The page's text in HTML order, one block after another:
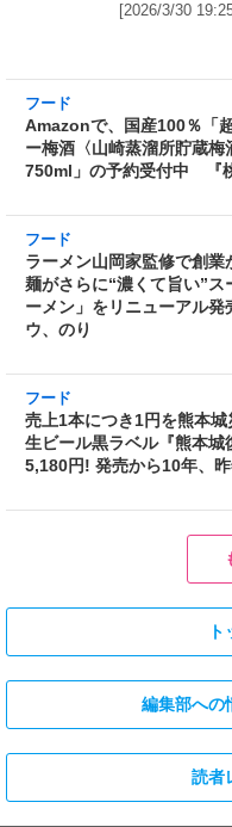
レーメシ 欧風ビーフ」「日清
フード
Amazonで、国産100％「
ー梅酒〈山崎蒸溜所貯蔵
750ml」の予約受付中 『
フード
ラーメン山岡家監修で創業
麺がさらに“濃くて旨い”ス
ーメン」をリニューアル
ウ、のり
フード
売上1本につき1円を熊本
生ビール黒ラベル『熊本
5,180円! 発売から10年、
ト
編集部への
読者